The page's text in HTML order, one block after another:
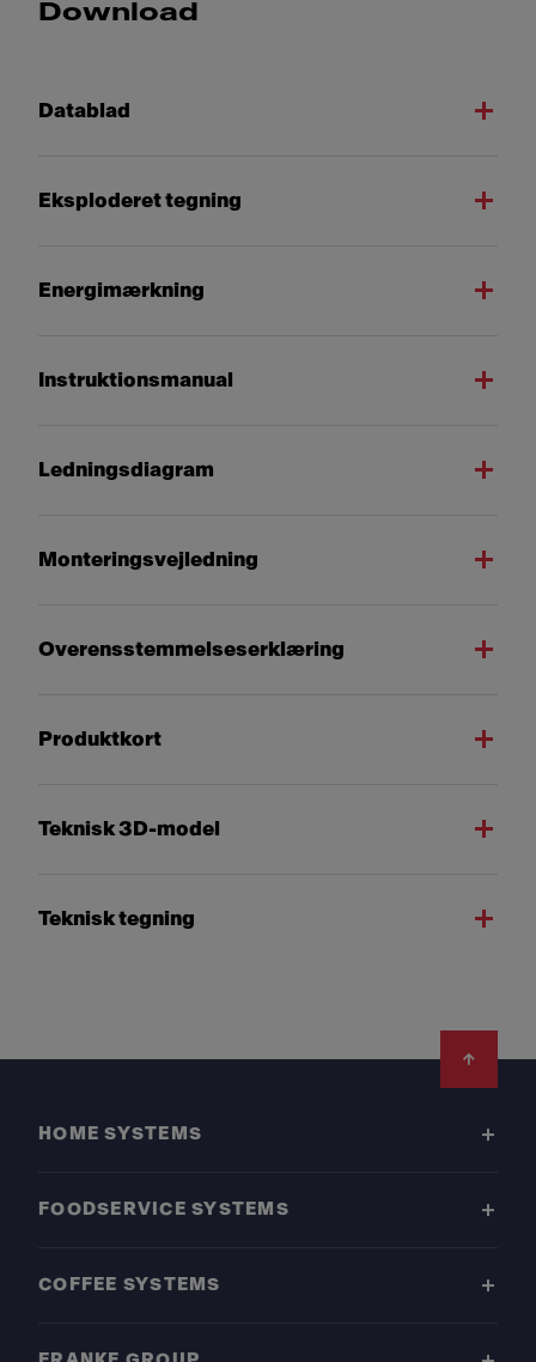
Download
Datablad
Eksploderet tegning
Energimærkning
Instruktionsmanual
Ledningsdiagram
Monteringsvejledning
Overensstemmelseserklæring
Produktkort
Teknisk 3D-model
Teknisk tegning
HOME SYSTEMS
FOODSERVICE SYSTEMS
COFFEE SYSTEMS